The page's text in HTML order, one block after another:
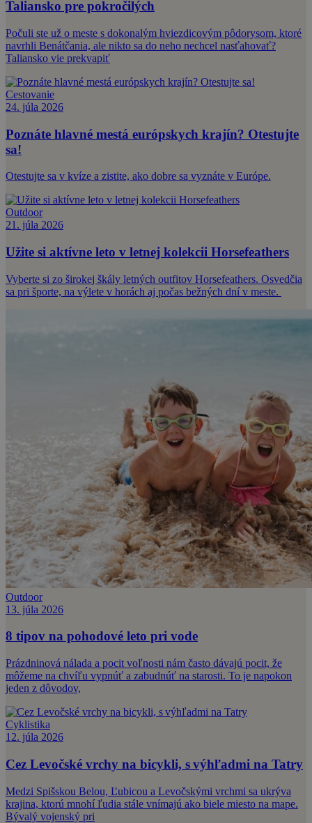
Taliansko pre pokročilých
Počuli ste už o meste s dokonalým hviezdicovým pôdorysom, ktoré
navrhli Benátčania, ale nikto sa do neho nechcel nasťahovať?
Taliansko vie prekvapiť
Cestovanie
24. júla 2026
Poznáte hlavné mestá európskych krajín? Otestujte
sa!
Otestujte sa v kvíze a zistite, ako dobre sa vyznáte v Európe.
Outdoor
21. júla 2026
Užite si aktívne leto v letnej kolekcii Horsefeathers
Vyberte si zo širokej škály letných outfitov Horsefeathers. Osvedčia
sa pri športe, na výlete v horách aj počas bežných dní v meste.
Outdoor
13. júla 2026
8 tipov na pohodové leto pri vode
Prázdninová nálada a pocit voľnosti nám často dávajú pocit, že
môžeme na chvíľu vypnúť a zabudnúť na starosti. To je napokon
jeden z dôvodov,
Cyklistika
12. júla 2026
Cez Levočské vrchy na bicykli, s výhľadmi na Tatry
Medzi Spišskou Belou, Ľubicou a Levočskými vrchmi sa ukrýva
krajina, ktorú mnohí ľudia stále vnímajú ako biele miesto na mape.
Bývalý vojenský pri